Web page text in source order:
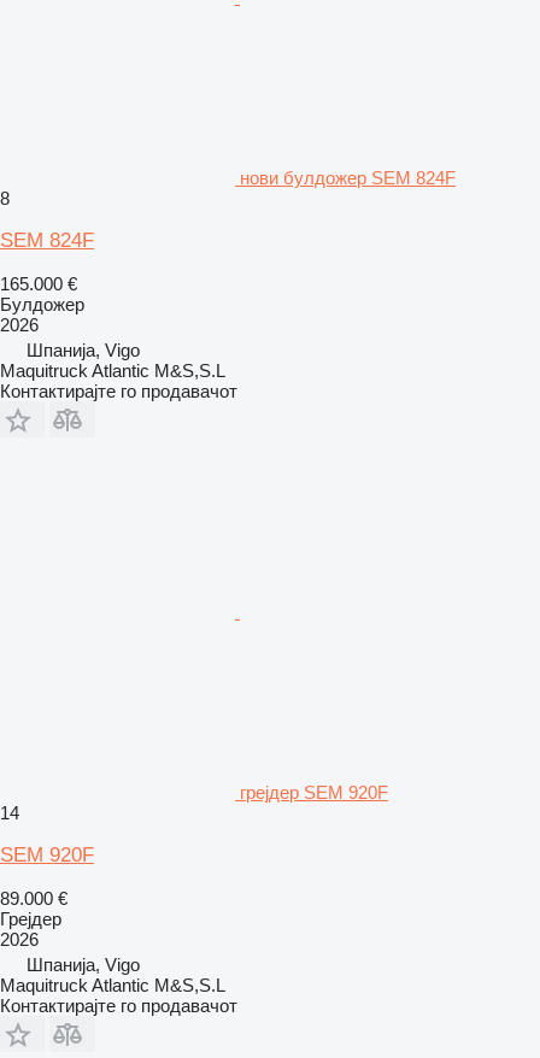
нови булдожер SEM 824F
8
SEM 824F
165.000 €
Булдожер
2026
Шпанија, Vigo
Maquitruck Atlantic M&S,S.L
Контактирајте го продавачот
грејдер SEM 920F
14
SEM 920F
89.000 €
Грејдер
2026
Шпанија, Vigo
Maquitruck Atlantic M&S,S.L
Контактирајте го продавачот